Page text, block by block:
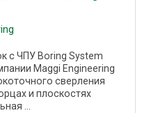
с ЧПУ Boring System
Maggi Engineering
сверления
и плоскостях
...